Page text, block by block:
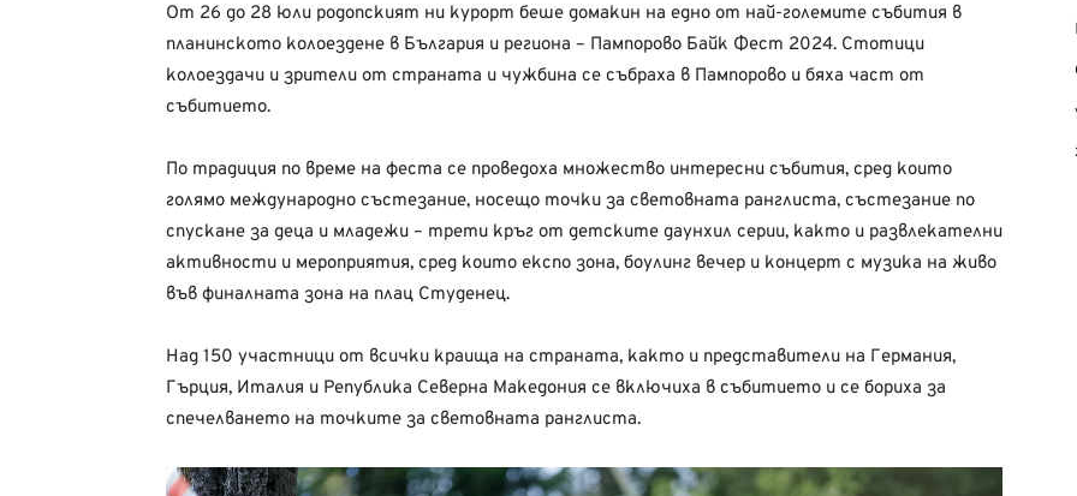
От 26 до 28 юли родопският ни курорт беше домакин на едно от най-големите събития в
планинското колоездене в България и региона – Пампорово Байк Фест 2024. Стотици
колоездачи и зрители от страната и чужбина се събраха в Пампорово и бяха част от
събитието.
По традиция по време на феста се проведоха множество интересни събития, сред които
голямо международно състезание, носещо точки за световната ранглиста, състезание по
спускане за деца и младежи – трети кръг от детските даунхил серии, както и развлекателни
активности и мероприятия, сред които експо зона, боулинг вечер и концерт с музика на живо
във финалната зона на плац Студенец.
Над 150 участници от всички краища на страната, както и представители на Германия,
Гърция, Италия и Република Северна Македония се включиха в събитието и се бориха за
спечелването на точките за световната ранглиста.